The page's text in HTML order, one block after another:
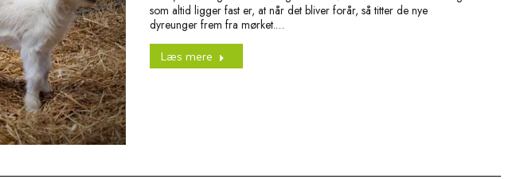
som altid ligger fast er, at når det bliver forår, så titter de nye
dyreunger frem fra mørket.…
Læs mere